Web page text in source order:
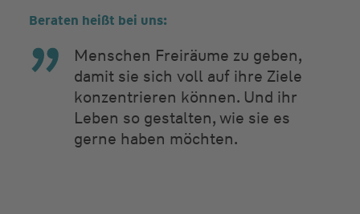
Beraten heißt bei uns:
Menschen Freiräume zu geben,
damit sie sich voll auf ihre Ziele
konzentrieren können. Und ihr
Leben so gestalten, wie sie es
gerne haben möchten.